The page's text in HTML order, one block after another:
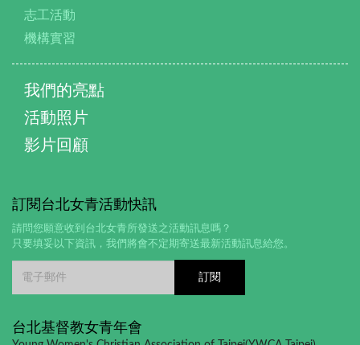
志工活動
機構實習
我們的亮點
活動照片
影片回顧
訂閱台北女青活動快訊
請問您願意收到台北女青所發送之活動訊息嗎？
只要填妥以下資訊，我們將會不定期寄送最新活動訊息給您。
台北基督教女青年會